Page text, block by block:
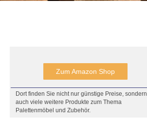
Zum Amazon Shop
Dort finden Sie nicht nur günstige Preise, sondern
auch viele weitere Produkte zum Thema
Palettenmöbel und Zubehör.